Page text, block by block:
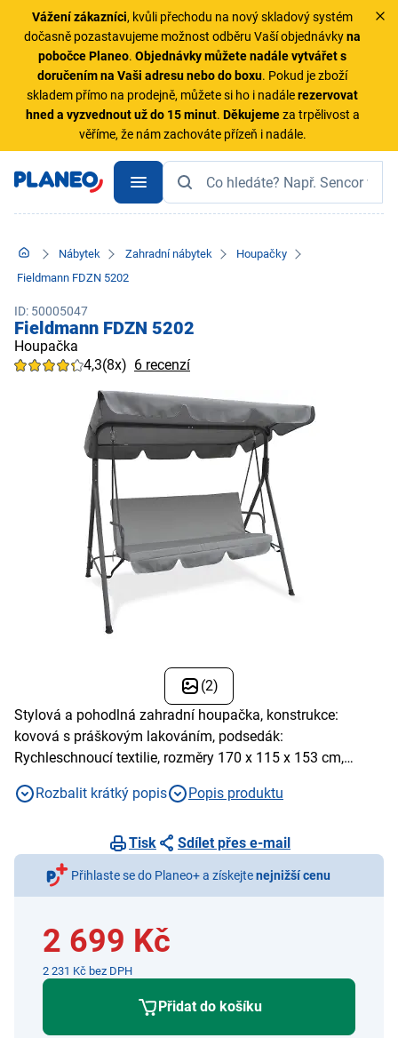
Vážení zákazníci, kvůli přechodu na nový skladový systém
dočasně pozastavujeme možnost odběru Vaší objednávkyna
pobočce Planeo.Objednávky můžete nadále vytvářet s
doručením na Vaši adresu nebo do boxu. Pokud je zboží
skladem přímo na prodejně, můžete si ho i nadálerezervovat
hned a vyzvednout už do 15 minut. Děkujemeza trpělivost a
věříme, že nám zachováte přízeň i nadále.
Nábytek Zahradní nábytek
Houpačky
Fieldmann FDZN 5202
ID: 50005047
Fieldmann FDZN 5202
Houpačka
4,3(8x) 6 recenzí
(2)
Stylová a pohodlná zahradní houpačka, konstrukce:
kovová s práškovým lakováním, podsedák:
Rychleschnoucí textilie, rozměry 170 x 115 x 153 cm,
nosnost 240 kg
Rozbalit krátký popis Popis produktu
Tisk Sdílet přes e-mail
Přihlaste se do Planeo+ a získejtenejnižší cenu
2 699 Kč
2 231 Kč bez DPH
Přidat do košíku